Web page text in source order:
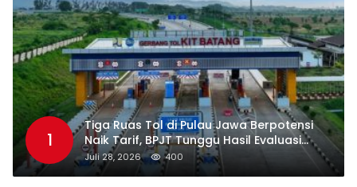
1
Tiga Ruas Tol di Pulau Jawa Berpotensi
Naik Tarif, BPJT Tunggu Hasil Evaluasi
Standar Pelayanan
Juli 28, 2026 400